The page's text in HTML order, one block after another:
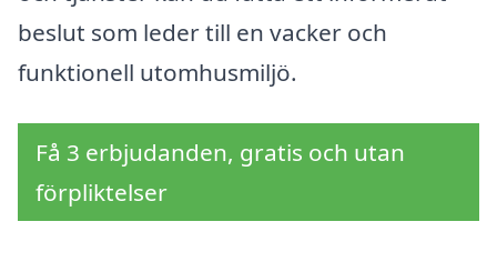
beslut som leder till en vacker och
funktionell utomhusmiljö.
Få 3 erbjudanden, gratis och utan
förpliktelser